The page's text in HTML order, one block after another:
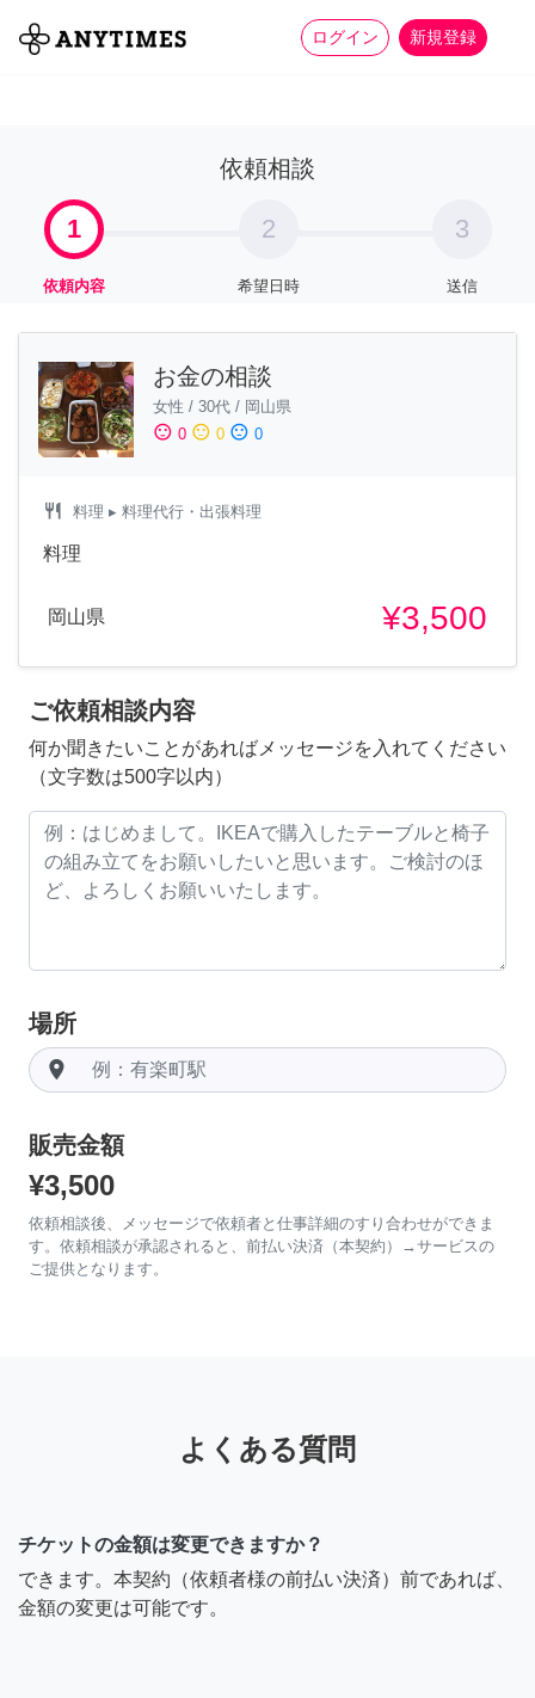
ログイン 新規登録
全て 家事 more_horiz
依頼相談
1
依頼内容
2
希望日時
3
送信
お金の相談
女性 / 30代 / 岡山県
sentiment_satisfied 0 sentiment_neutral 0 sentiment_dissatisfied 0
restaurant 料理 ▸ 料理代行・出張料理
料理
岡山県 ¥3,500
ご依頼相談内容
何か聞きたいことがあればメッセージを入れてください
（文字数は500字以内）
場所
room
販売金額
¥3,500
依頼相談後、メッセージで依頼者と仕事詳細のすり合わせができま
す。依頼相談が承認されると、前払い決済（本契約）→サービスの
ご提供となります。
よくある質問
チケットの金額は変更できますか？
できます。本契約（依頼者様の前払い決済）前であれば、
金額の変更は可能です。